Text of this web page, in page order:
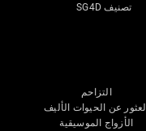
تصنيف SG4D
التزاحم
العثور عن الحيوات الأليف
الأزواج الموسيقية